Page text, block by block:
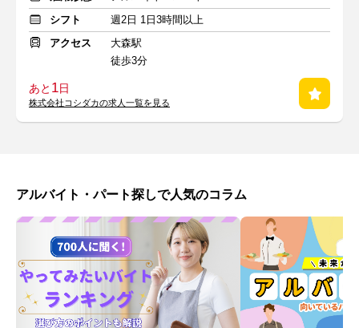
シフト
週2日 1日3時間以上
アクセス
大森駅
徒歩3分
あと 1日
株式会社コシダカの求人一覧を見る
アルバイト・パート探しで人気のコラム